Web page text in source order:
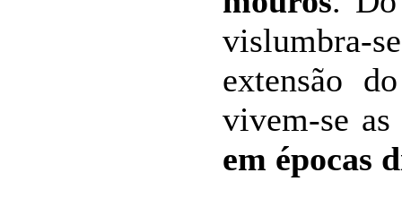
extensão
vivem-se
em épocas